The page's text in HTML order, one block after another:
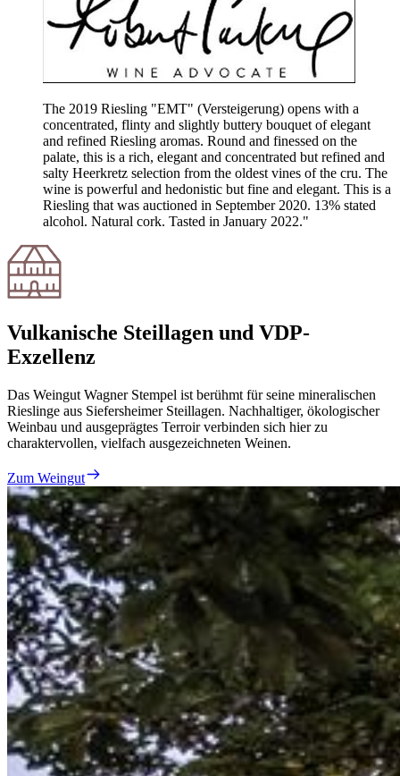
The 2019 Riesling "EMT" (Versteigerung) opens with a
concentrated, flinty and slightly buttery bouquet of elegant
and refined Riesling aromas. Round and finessed on the
palate, this is a rich, elegant and concentrated but refined and
salty Heerkretz selection from the oldest vines of the cru. The
wine is powerful and hedonistic but fine and elegant. This is a
Riesling that was auctioned in September 2020. 13% stated
alcohol. Natural cork. Tasted in January 2022."
Vulkanische Steillagen und VDP-
Exzellenz
Das Weingut Wagner Stempel ist berühmt für seine mineralischen
Rieslinge aus Siefersheimer Steillagen. Nachhaltiger, ökologischer
Weinbau und ausgeprägtes Terroir verbinden sich hier zu
charaktervollen, vielfach ausgezeichneten Weinen.
Zum Weingut